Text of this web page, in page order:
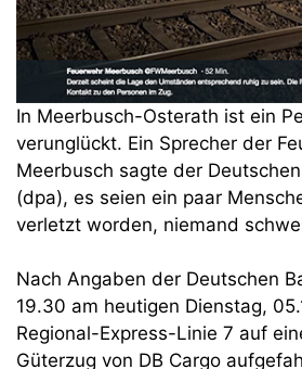
In Meerbusch-Osterath ist ein
verunglückt. Ein Sprecher der
Meerbusch sagte der
(dpa), es seien ein paar
verletzt worden, niemand
Nach Angaben der Deutschen
19.30 am heutigen Dienstag,
Regional-Express-Linie 7 auf
Güterzug von DB Cargo